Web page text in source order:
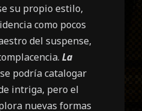
su propio estilo,
como pocos
del suspense,
La
podría catalogar
intriga, pero el
nuevas formas